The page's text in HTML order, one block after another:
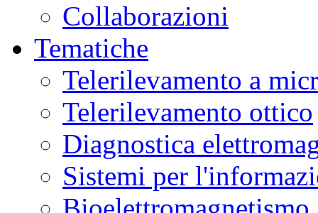
Collaborazioni
Tematiche
Telerilevamento a
Telerilevamento ottico
Diagnostica
Sistemi per